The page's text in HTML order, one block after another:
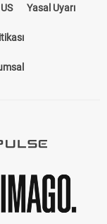
Yasal Uyarı